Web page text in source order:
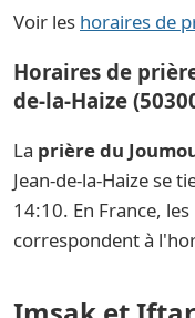
Voir les horaires de
Horaires de
de-la-Haize
La prière du
Jean-de-la-Haize se
14:10. En France,
correspondent à